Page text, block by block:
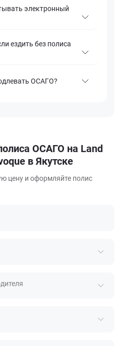
электронный
ездить без полиса
ОСАГО?
ОСАГО на Land
в Якутске
цену и оформляйте полис